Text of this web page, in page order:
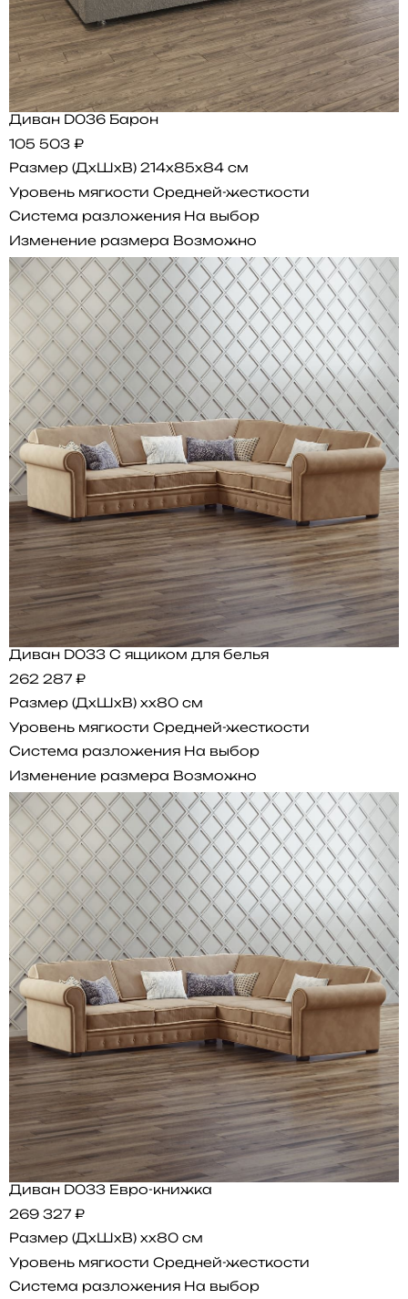
Диван D036 Барон
105 503 ₽
Размер (ДхШхВ) 214x85x84 см
Уровень мягкости Средней-жесткости
Система разложения На выбор
Изменение размера Возможно
Диван D033 С ящиком для белья
262 287 ₽
Размер (ДхШхВ) xx80 см
Уровень мягкости Средней-жесткости
Система разложения На выбор
Изменение размера Возможно
Диван D033 Евро-книжка
269 327 ₽
Размер (ДхШхВ) xx80 см
Уровень мягкости Средней-жесткости
Система разложения На выбор